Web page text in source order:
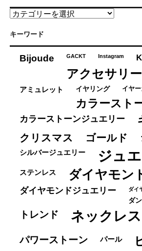
カ
ゴ
キーワード
Bijoude GACKT Instagram
アクセサリー
アミュレット イヤリング イヤ
カラースト
カラーストーンジュエリー
クリスマス ゴールド
シルバージュエリー ジュ
ステンレス ダイヤモン
ダイヤモンドジュエリー ダイ
ダ
トレンド ネックレス
パワーストーン パール